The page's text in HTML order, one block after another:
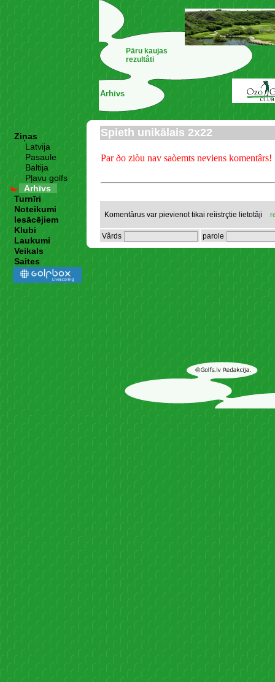
Arhīvs
Pāru kaujas
rezultâti
Ziņas
Latvija
Pasaule
Baltija
Pļavu golfs
Arhīvs
Turnīri
Noteikumi
Iesācējiem
Klubi
Laukumi
Veikals
Saites
Spieth unikālais 2x22
Par ðo ziòu nav saòemts neviens komentârs!
Komentârus var pievienot tikai reìistrçtie lietotâji
Vârds parole